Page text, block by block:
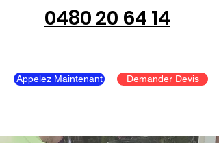
0480 20 64 14
Appelez Maintenant Demander Devis